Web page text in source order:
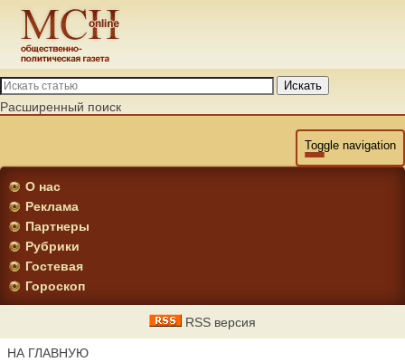
Искать
Расширенный поиск
Toggle navigation
О нас
Реклама
Партнеры
Рубрики
Гостевая
Гороскоп
RSS версия
НА ГЛАВНУЮ